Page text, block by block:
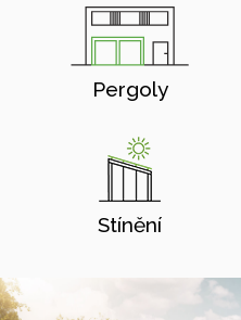
Pergoly
Stínění